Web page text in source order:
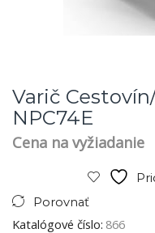
Varič
NPC74E
Cena na vyžiadanie
Porovnať
Katalógové číslo: 866